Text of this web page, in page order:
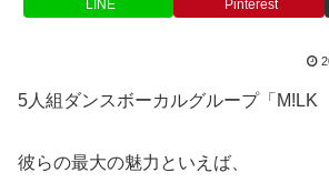
LINE Pinterest
5人組ダンスボーカルグループ「M!LK
​彼らの最大の魅力といえば、